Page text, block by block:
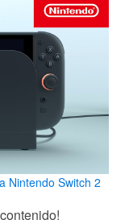
Nintendo Switch 2